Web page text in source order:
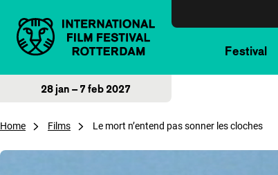
Festival
28 jan – 7 feb 2027
Home Films Le mort n’entend pas sonner les cloches